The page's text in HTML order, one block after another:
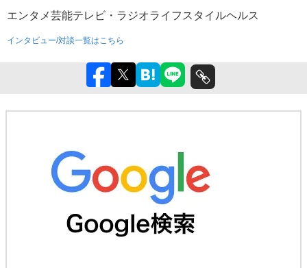
エンタメ芸能テレビ・ラジオライフスタイルヘルス
インタビュー/対談一覧はこちら